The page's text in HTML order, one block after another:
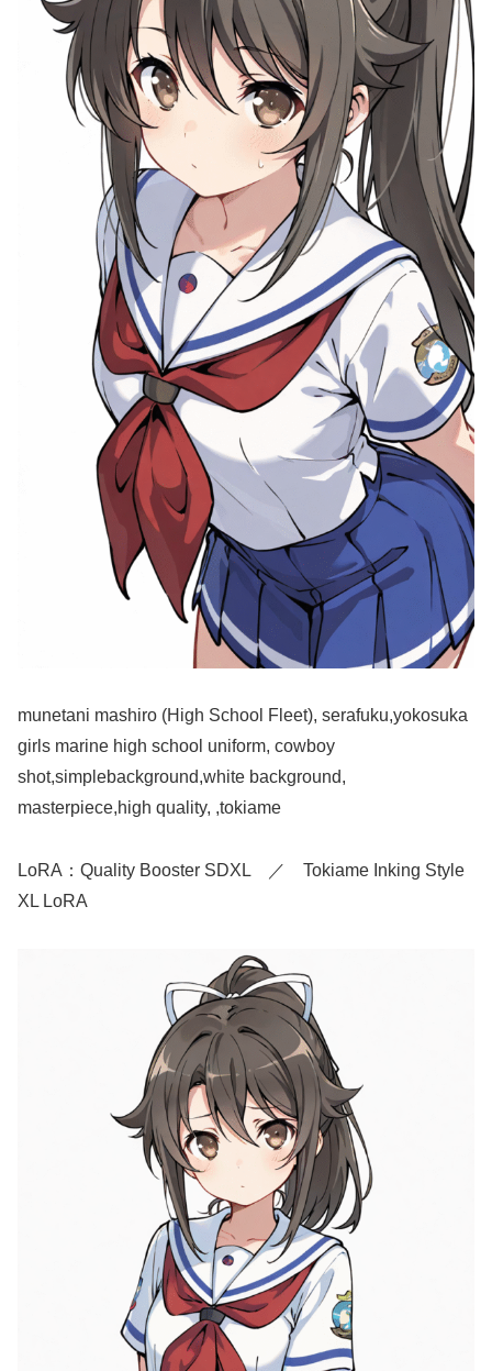
munetani mashiro (High School Fleet), serafuku,yokosuka
girls marine high school uniform, cowboy
shot,simplebackground,white background,
masterpiece,high quality, ,tokiame
LoRA：Quality Booster SDXL ／ Tokiame Inking Style
XL LoRA